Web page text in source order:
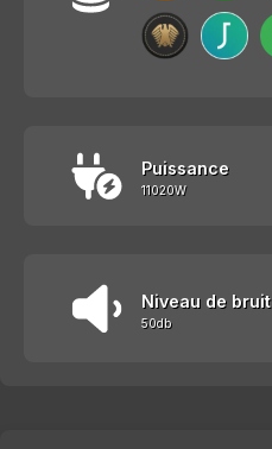
Puissance
11020W
Niveau de bruit
50db